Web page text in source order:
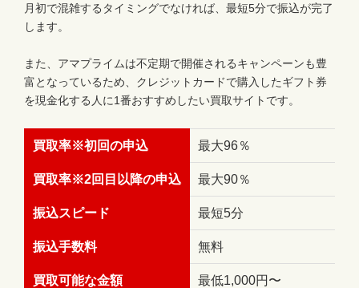
月初で混雑するタイミングでなければ、最短5分で振込が完了
します。
また、アマプライムは不定期で開催されるキャンペーンも豊
富となっているため、クレジットカードで購入したギフト券
を現金化する人に1番おすすめしたい買取サイトです。
買取率※初回の申込 最大96％
買取率※2回目以降の申込 最大90％
振込スピード 最短5分
振込手数料 無料
買取可能な金額 最低1,000円〜